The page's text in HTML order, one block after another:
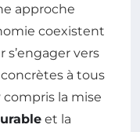
approche
coexistent
vers
à tous
compris la mise
et la